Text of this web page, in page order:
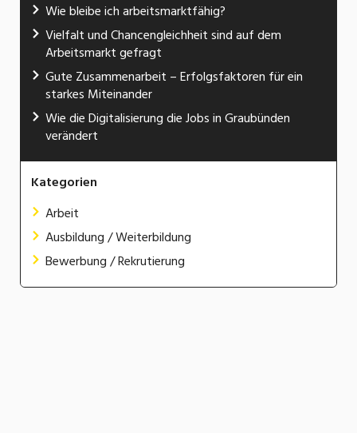
Wie bleibe ich arbeitsmarktfähig?
Vielfalt und Chancengleichheit sind auf dem
Arbeitsmarkt gefragt
Gute Zusammenarbeit – Erfolgsfaktoren für ein
starkes Miteinander
Wie die Digitalisierung die Jobs in Graubünden
verändert
Kategorien
Arbeit
Ausbildung / Weiterbildung
Bewerbung / Rekrutierung